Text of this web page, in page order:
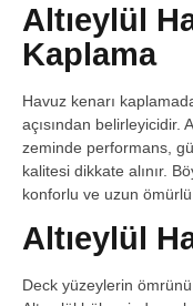
Altıeylül
Kaplama
Havuz kenarı
açısından belirleyicidir.
zeminde performans,
kalitesi dikkate alınır.
konforlu ve uzun
Altıeylül
Deck yüzeylerin